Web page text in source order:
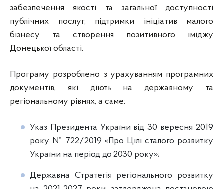
забезпечення якості та загальної доступності
публічних послуг, підтримки ініціатив малого
бізнесу та створення позитивного іміджу
Донецької області.
Програму розроблено з урахуванням програмних
документів, які діють на державному та
регіональному рівнях, а саме:
Указ Президента України від 30 вересня 2019
року № 722/2019 «Про Цілі сталого розвитку
України на період до 2030 року»;
Державна Стратегія регіонального розвитку